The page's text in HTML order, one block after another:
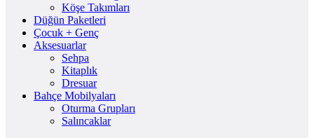
Köşe Takımları
Düğün Paketleri
Çocuk + Genç
Aksesuarlar
Sehpa
Kitaplık
Dresuar
Bahçe Mobilyaları
Oturma Grupları
Salıncaklar